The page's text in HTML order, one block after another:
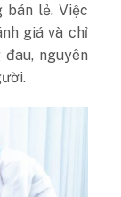
bán lẻ. Việc
giá và chỉ
nguyên